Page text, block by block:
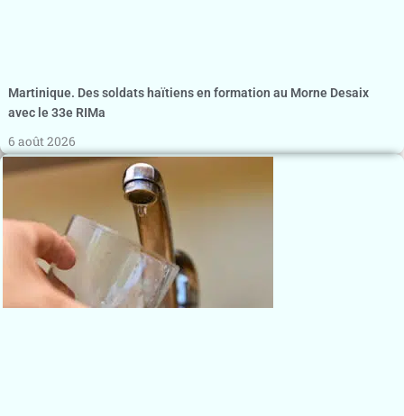
Martinique. Des soldats haïtiens en formation au Morne Desaix
avec le 33e RIMa
6 août 2026